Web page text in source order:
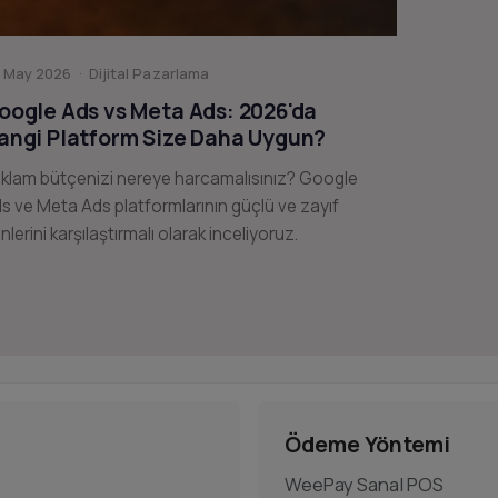
May 2026 · Dijital Pazarlama
Ads vs Meta Ads: 2026'da
Platform Size Daha Uygun?
bütçenizi nereye harcamalısınız? Google
ve Meta Ads platformlarının güçlü ve zayıf
karşılaştırmalı olarak inceliyoruz.
Ödeme Yöntemi
WeePay Sanal POS